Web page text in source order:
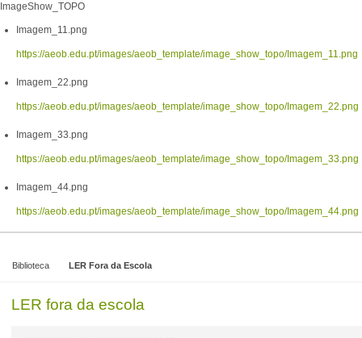
ImageShow_TOPO
Imagem_11.png
https://aeob.edu.pt/images/aeob_template/image_show_topo/Imagem_11.png
Imagem_22.png
https://aeob.edu.pt/images/aeob_template/image_show_topo/Imagem_22.png
Imagem_33.png
https://aeob.edu.pt/images/aeob_template/image_show_topo/Imagem_33.png
Imagem_44.png
https://aeob.edu.pt/images/aeob_template/image_show_topo/Imagem_44.png
Biblioteca LER Fora da Escola
LER fora da escola